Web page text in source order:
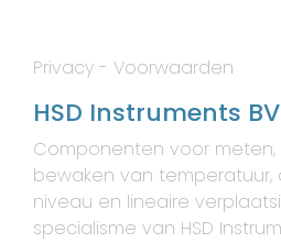
Privacy - Voorwaarden
HSD Instruments BV
Componenten voor
bewaken van temperatuur,
niveau en lineaire
specialisme van HSD